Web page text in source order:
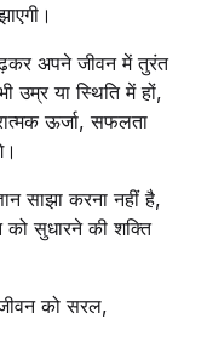
अपने जीवन में तुरंत
या स्थिति में हों,
ऊर्जा, सफलता
साझा करना नहीं है,
सुधारने की शक्ति
को सरल,